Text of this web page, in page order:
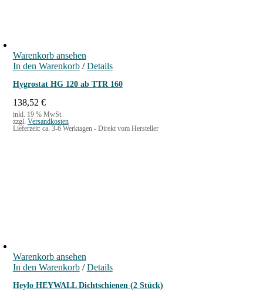
Warenkorb ansehen
In den Warenkorb / Details
Hygrostat HG 120 ab TTR 160
138,52 €
inkl. 19 % MwSt.
zzgl. Versandkosten
Lieferzeit: ca. 3-6 Werktagen - Direkt vom Hersteller
Warenkorb ansehen
In den Warenkorb / Details
Heylo HEYWALL Dichtschienen (2 Stück)